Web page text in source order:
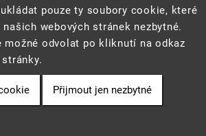
životního prostředí
Cookie
pouze ty soubory cookie, které
webových stránek nezbytné.
možné odvolat po kliknutí na odkaz
Přijmout jen nezbytné